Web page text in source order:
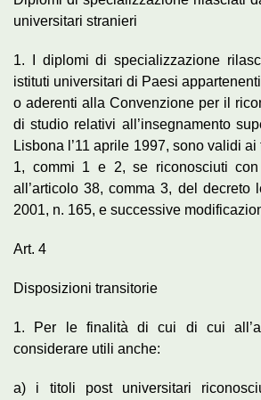
universitari stranieri
1. I diplomi di specializzazione
istituti universitari di Paesi
o aderenti alla Convenzione per il
di studio relativi all’insegnamento
Lisbona l’11 aprile 1997, sono validi
1, commi 1 e 2, se riconosciuti
all’articolo 38, comma 3, del decreto
2001, n. 165, e successive
Art. 4
Disposizioni transitorie
1. Per le finalità di cui di cui
considerare utili anche:
a) i titoli post universitari